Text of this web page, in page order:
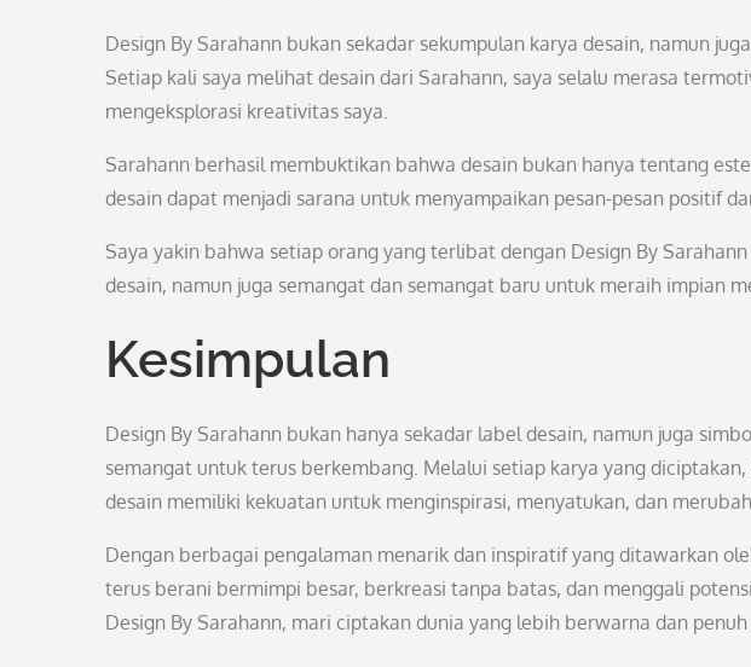
Design By Sarahann bukan sekadar sekumpulan karya desain, namun
Setiap kali saya melihat desain dari Sarahann, saya selalu merasa
mengeksplorasi kreativitas saya.
Sarahann berhasil membuktikan bahwa desain bukan hanya tentang
desain dapat menjadi sarana untuk menyampaikan pesan-pesan positif
Saya yakin bahwa setiap orang yang terlibat dengan Design By
desain, namun juga semangat dan semangat baru untuk meraih impian
Kesimpulan
Design By Sarahann bukan hanya sekadar label desain, namun juga
semangat untuk terus berkembang. Melalui setiap karya yang
desain memiliki kekuatan untuk menginspirasi, menyatukan, dan
Dengan berbagai pengalaman menarik dan inspiratif yang ditawarkan
terus berani bermimpi besar, berkreasi tanpa batas, dan menggali
Design By Sarahann, mari ciptakan dunia yang lebih berwarna dan penuh